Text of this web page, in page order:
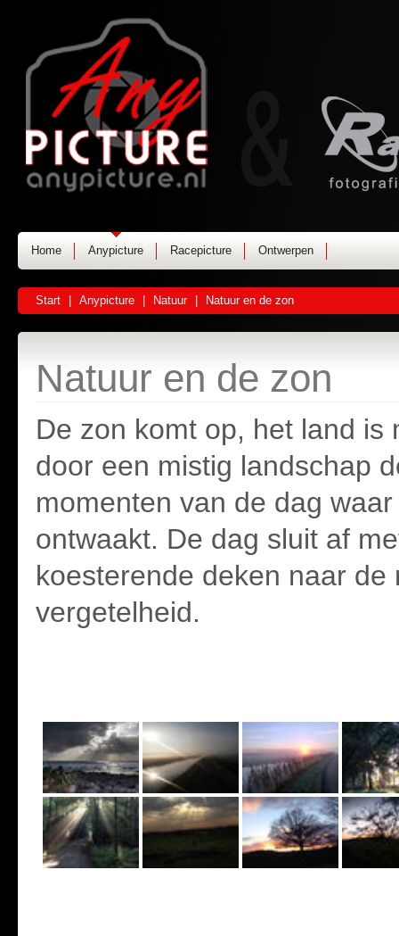
Home Anypicture Racepicture Ontwerpen
Start Anypicture Natuur Natuur en de zon
Natuur en de zon
De zon komt op, het land is
door een mistig landschap
momenten van de dag
ontwaakt. De dag sluit af
koesterende deken naar
vergetelheid.